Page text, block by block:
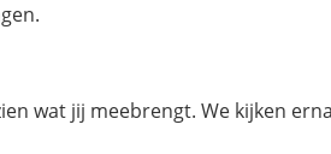
wat jij meebrengt. We kijken